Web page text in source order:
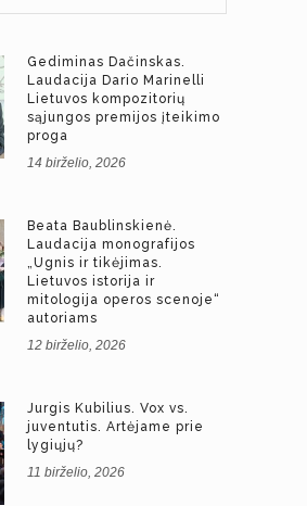
Gediminas Dačinskas.
Laudacija Dario Marinelli
Lietuvos kompozitorių
sąjungos premijos įteikimo
proga
14 birželio, 2026
Beata Baublinskienė.
Laudacija monografijos
„Ugnis ir tikėjimas.
Lietuvos istorija ir
mitologija operos scenoje“
autoriams
12 birželio, 2026
Jurgis Kubilius. Vox vs.
juventutis. Artėjame prie
lygiųjų?
11 birželio, 2026